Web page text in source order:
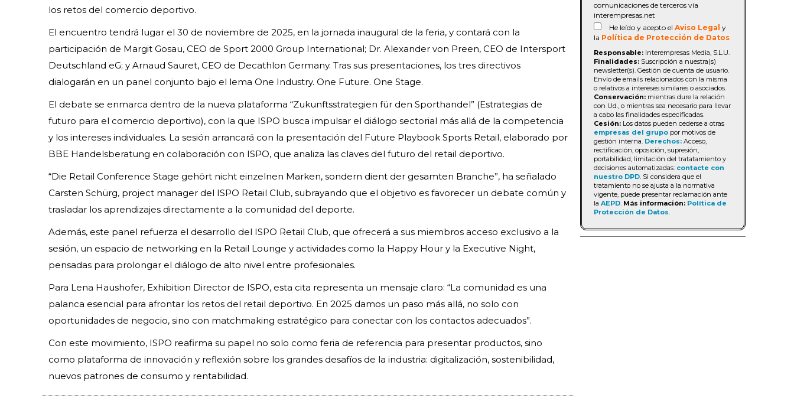
los retos del comercio deportivo.
El encuentro tendrá lugar el 30 de noviembre de 2025, en la jornada inaugural de la feria, y contará con la
participación de Margit Gosau, CEO de Sport 2000 Group International; Dr. Alexander von Preen, CEO de Intersport
Deutschland eG; y Arnaud Sauret, CEO de Decathlon Germany. Tras sus presentaciones, los tres directivos
dialogarán en un panel conjunto bajo el lema One Industry. One Future. One Stage.
El debate se enmarca dentro de la nueva plataforma “Zukunftsstrategien für den Sporthandel” (Estrategias de
futuro para el comercio deportivo), con la que ISPO busca impulsar el diálogo sectorial más allá de la competencia
y los intereses individuales. La sesión arrancará con la presentación del Future Playbook Sports Retail, elaborado por
BBE Handelsberatung en colaboración con ISPO, que analiza las claves del futuro del retail deportivo.
“Die Retail Conference Stage gehört nicht einzelnen Marken, sondern dient der gesamten Branche”, ha señalado
Carsten Schürg, project manager del ISPO Retail Club, subrayando que el objetivo es favorecer un debate común y
trasladar los aprendizajes directamente a la comunidad del deporte.
Además, este panel refuerza el desarrollo del ISPO Retail Club, que ofrecerá a sus miembros acceso exclusivo a la
sesión, un espacio de networking en la Retail Lounge y actividades como la Happy Hour y la Executive Night,
pensadas para prolongar el diálogo de alto nivel entre profesionales.
Para Lena Haushofer, Exhibition Director de ISPO, esta cita representa un mensaje claro: “La comunidad es una
palanca esencial para afrontar los retos del retail deportivo. En 2025 damos un paso más allá, no solo con
oportunidades de negocio, sino con matchmaking estratégico para conectar con los contactos adecuados”.
Con este movimiento, ISPO reafirma su papel no solo como feria de referencia para presentar productos, sino
como plataforma de innovación y reflexión sobre los grandes desafíos de la industria: digitalización, sostenibilidad,
nuevos patrones de consumo y rentabilidad.
comunicaciones de terceros vía
interempresas.net
He leído y acepto el Aviso Legal y
la Política de Protección de Datos
Responsable: Interempresas Media, S.L.U.
Finalidades: Suscripción a nuestra(s)
newsletter(s). Gestión de cuenta de usuario.
Envío de emails relacionados con la misma
o relativos a intereses similares o asociados.
Conservación: mientras dure la relación
con Ud., o mientras sea necesario para llevar
a cabo las finalidades especificadas.
Cesión: Los datos pueden cederse a otras
empresas del grupo por motivos de
gestión interna. Derechos: Acceso,
rectificación, oposición, supresión,
portabilidad, limitación del tratatamiento y
decisiones automatizadas: contacte con
nuestro DPD. Si considera que el
tratamiento no se ajusta a la normativa
vigente, puede presentar reclamación ante
la AEPD. Más información: Política de
Protección de Datos.